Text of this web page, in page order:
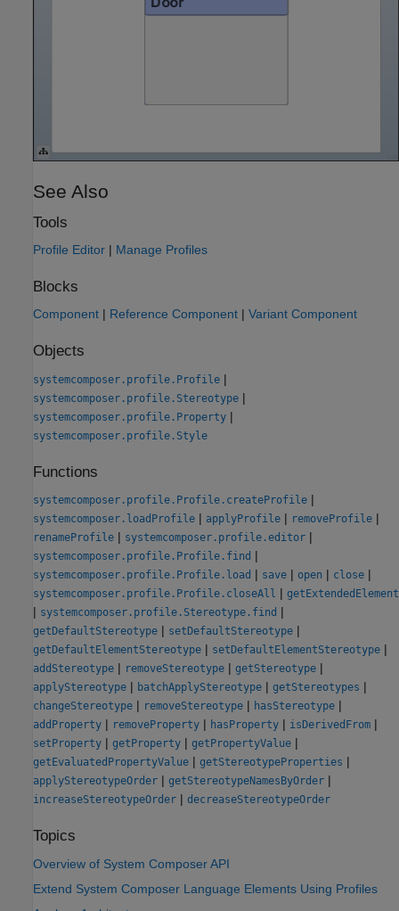
See Also
Tools
Profile Editor | Manage Profiles
Blocks
Component | Reference Component | Variant Component
Objects
systemcomposer.profile.Profile |
systemcomposer.profile.Stereotype |
systemcomposer.profile.Property |
systemcomposer.profile.Style
Functions
systemcomposer.profile.Profile.createProfile |
systemcomposer.loadProfile | applyProfile | removeProfile |
renameProfile | systemcomposer.profile.editor |
systemcomposer.profile.Profile.find |
systemcomposer.profile.Profile.load | save | open | close |
systemcomposer.profile.Profile.closeAll | getExtendedElement
| systemcomposer.profile.Stereotype.find |
getDefaultStereotype | setDefaultStereotype |
getDefaultElementStereotype | setDefaultElementStereotype |
addStereotype | removeStereotype | getStereotype |
applyStereotype | batchApplyStereotype | getStereotypes |
changeStereotype | removeStereotype | hasStereotype |
addProperty | removeProperty | hasProperty | isDerivedFrom |
setProperty | getProperty | getPropertyValue |
getEvaluatedPropertyValue | getStereotypeProperties |
applyStereotypeOrder | getStereotypeNamesByOrder |
increaseStereotypeOrder | decreaseStereotypeOrder
Topics
Overview of System Composer API
Extend System Composer Language Elements Using Profiles